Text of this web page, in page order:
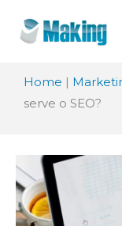
para
conteúdo
Home |
serve o SEO?